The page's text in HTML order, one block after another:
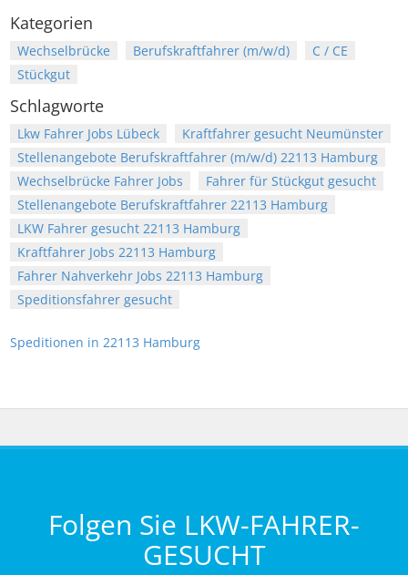
Kategorien
Wechselbrücke Berufskraftfahrer (m/w/d)
C / CE
Stückgut
Schlagworte
Lkw Fahrer Jobs Lübeck
Kraftfahrer gesucht Neumünster
Stellenangebote Berufskraftfahrer (m/w/d) 22113 Hamburg
Wechselbrücke Fahrer Jobs
Fahrer für Stückgut gesucht
Stellenangebote Berufskraftfahrer 22113 Hamburg
LKW Fahrer gesucht 22113 Hamburg
Kraftfahrer Jobs 22113 Hamburg
Fahrer Nahverkehr Jobs 22113 Hamburg
Speditionsfahrer gesucht
Speditionen in 22113 Hamburg
Folgen Sie LKW-FAHRER-
GESUCHT